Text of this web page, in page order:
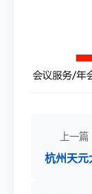
上一篇
杭州天元